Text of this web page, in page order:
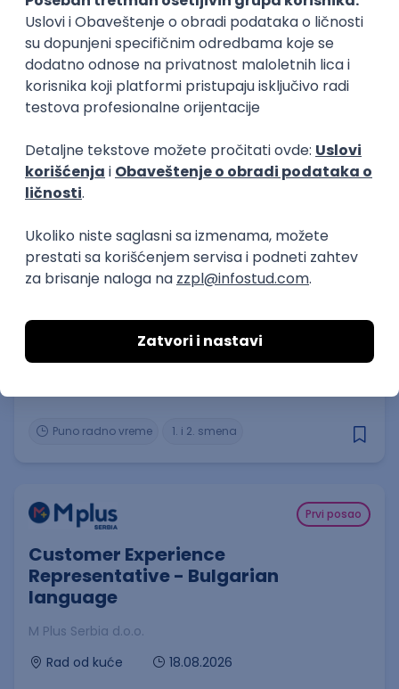
Paker
Coca-Cola HBC
1., 2. i 3. smena
Puno radno vreme
Prvi posao
Knjižare Vulkan d.o.o.
19.08.2026
1. i 2. smena
Puno radno vreme
Prvi posao
Customer Experience
Representative - Bulgarian
language
M Plus Serbia d.o.o.
Rad od kuće
18.08.2026